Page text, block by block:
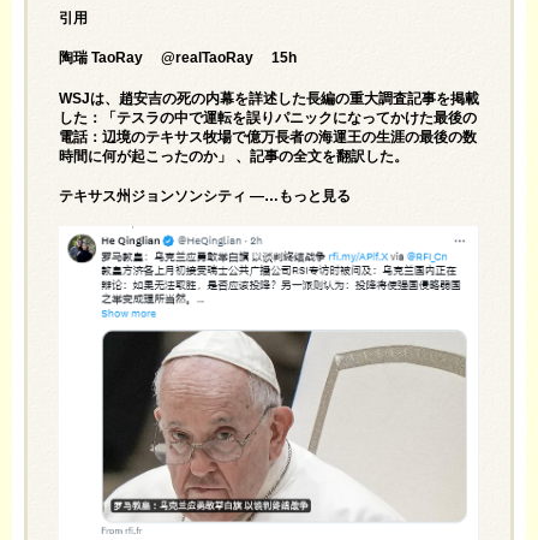
引用
陶瑞 TaoRay @realTaoRay 15h
WSJは、趙安吉の死の内幕を詳述した長編の重大調査記事を掲載
した：「テスラの中で運転を誤りパニックになってかけた最後の
電話：辺境のテキサス牧場で億万長者の海運王の生涯の最後の数
時間に何が起こったのか」 、記事の全文を翻訳した。
テキサス州ジョンソンシティ —…もっと見る